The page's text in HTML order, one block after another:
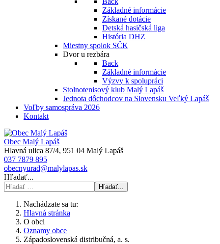
Základné informácie
Získané dotácie
Detská hasičská liga
História DHZ
Miestny spolok SČK
Dvor u rezbára
Back
Základné informácie
Výzvy k spolupráci
Stolnotenisový klub Malý Lapáš
Jednota dôchodcov na Slovensku Veľký Lapáš
Voľby samospráva 2026
Kontakt
Obec Malý Lapáš
Hlavná ulica 87/4, 951 04 Malý Lapáš
037 7879 895
obecnyurad@malylapas.sk
Hľadať...
Hľadať...
Nachádzate sa tu:
Hlavná stránka
O obci
Oznamy obce
Západoslovenská distribučná, a. s.